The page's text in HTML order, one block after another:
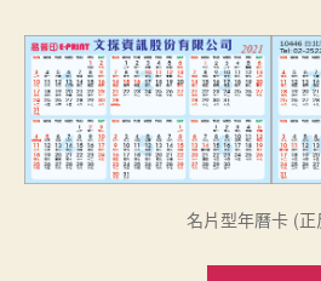
名片型年曆卡 (正